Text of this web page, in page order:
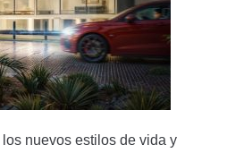
nuevos estilos de vida y